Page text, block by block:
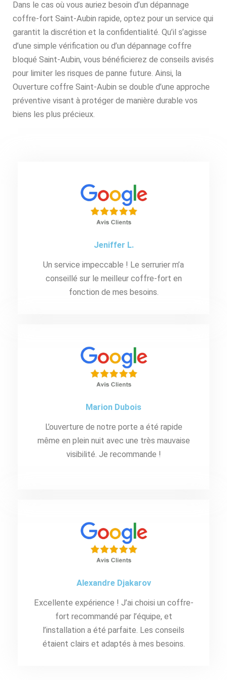
Dans le cas où vous auriez besoin d’un dépannage
coffre-fort Saint-Aubin rapide, optez pour un service qui
garantit la discrétion et la confidentialité. Qu’il s’agisse
d’une simple vérification ou d’un dépannage coffre
bloqué Saint-Aubin, vous bénéficierez de conseils avisés
pour limiter les risques de panne future. Ainsi, la
Ouverture coffre Saint-Aubin se double d’une approche
préventive visant à protéger de manière durable vos
biens les plus précieux.
Jeniffer L.
Un service impeccable ! Le serrurier m’a
conseillé sur le meilleur coffre-fort en
fonction de mes besoins.
Marion Dubois
L’ouverture de notre porte a été rapide
même en plein nuit avec une très mauvaise
visibilité. Je recommande !
Alexandre Djakarov
Excellente expérience ! J’ai choisi un coffre-
fort recommandé par l’équipe, et
l’installation a été parfaite. Les conseils
étaient clairs et adaptés à mes besoins.